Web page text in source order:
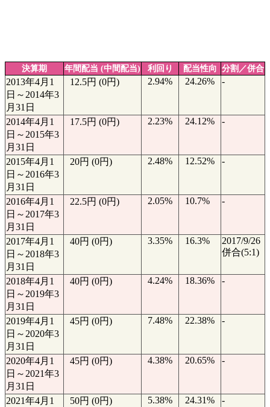
決算期 年間配当 (中間配当) 利回り 配当性向 分割／併合
2013年4月1
日～2014年3
月31日
12.5円 (0円) 2.94% 24.26% -
2014年4月1
日～2015年3
月31日
17.5円 (0円) 2.23% 24.12% -
2015年4月1
日～2016年3
月31日
20円 (0円) 2.48% 12.52% -
2016年4月1
日～2017年3
月31日
22.5円 (0円) 2.05% 10.7% -
2017年4月1
日～2018年3
月31日
40円 (0円) 3.35% 16.3%
2017/9/26
併合(5:1)
2018年4月1
日～2019年3
月31日
40円 (0円) 4.24% 18.36% -
2019年4月1
日～2020年3
月31日
45円 (0円) 7.48% 22.38% -
2020年4月1
日～2021年3
月31日
45円 (0円) 4.38% 20.65% -
2021年4月1
50円 (0円) 5.38% 24.31% -